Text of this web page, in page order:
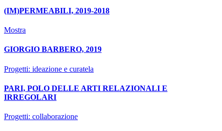
(IM)PERMEABILI, 2019-2018
Mostra
GIORGIO BARBERO, 2019
Progetti: ideazione e curatela
PARI, POLO DELLE ARTI RELAZIONALI E
IRREGOLARI
Progetti: collaborazione